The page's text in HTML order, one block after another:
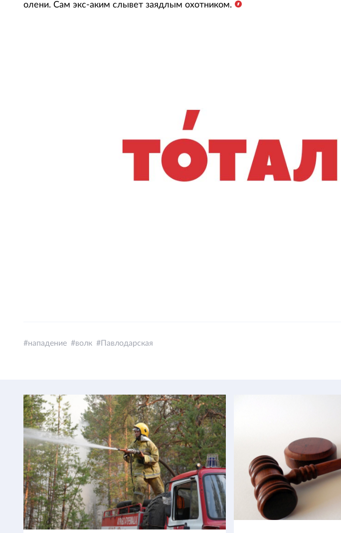
олени. Сам экс-аким слывет заядлым охотником.
нападение волк Павлодарская